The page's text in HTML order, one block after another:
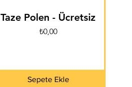
Taze Polen - Ücretsiz
Fiyat
₺0,00
Sepete Ekle